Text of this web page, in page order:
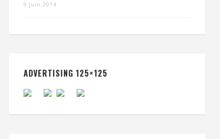
9 juin 2014
ADVERTISING 125×125